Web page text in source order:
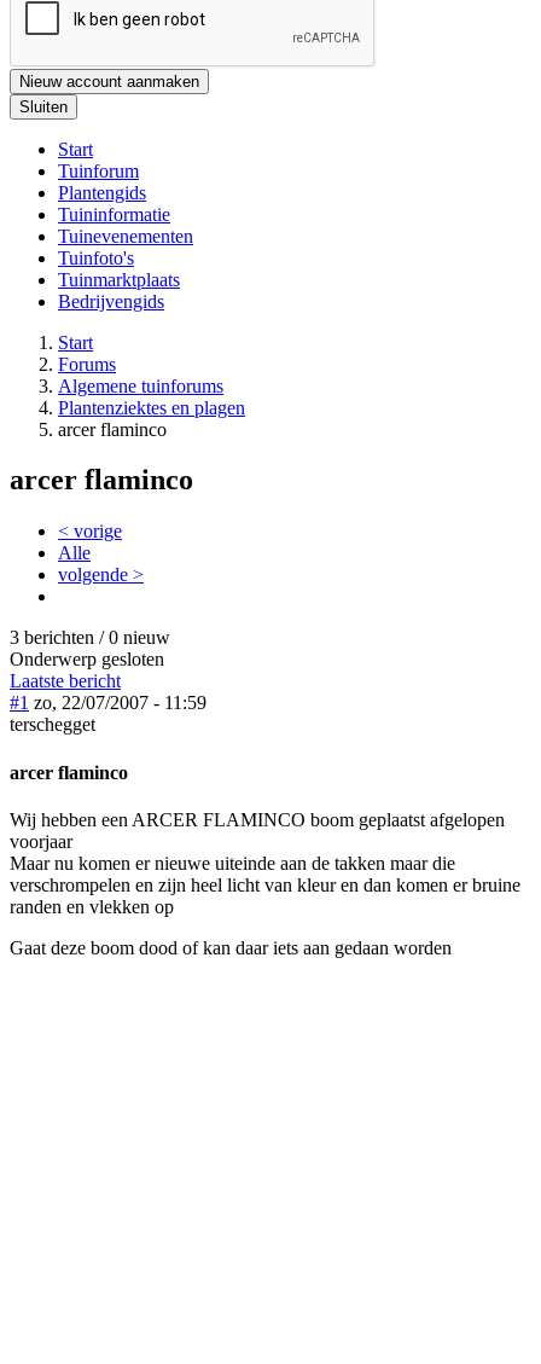
Nieuw account aanmaken
Sluiten
Start
Tuinforum
Plantengids
Tuininformatie
Tuinevenementen
Tuinfoto's
Tuinmarktplaats
Bedrijvengids
Start
Forums
Algemene tuinforums
Plantenziektes en plagen
arcer flaminco
arcer flaminco
< vorige
Alle
volgende >
3 berichten / 0 nieuw
Onderwerp gesloten
Laatste bericht
#1 zo, 22/07/2007 - 11:59
terschegget
arcer flaminco
Wij hebben een ARCER FLAMINCO boom geplaatst afgelopen
voorjaar
Maar nu komen er nieuwe uiteinde aan de takken maar die
verschrompelen en zijn heel licht van kleur en dan komen er bruine
randen en vlekken op
Gaat deze boom dood of kan daar iets aan gedaan worden